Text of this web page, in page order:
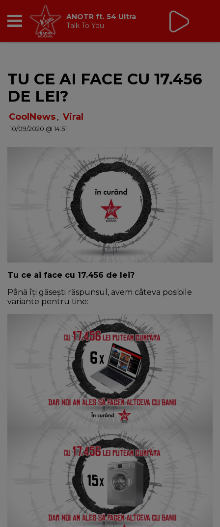
BREAKFAST
CÂȘTIGĂ
DANCEFLOOR CHART
RADIO ACADEMY
CONTUL MEU
cu Oana Paraschiv și
Andreas Petrescu
TU CE AI FACE CU 17.456
DE LEI?
CoolNews, Viral
10/09/2020 @ 14:51
Tu ce ai face cu 17.456 de lei?
Până îți găsești răspunsul, avem câteva posibile
variante pentru tine: